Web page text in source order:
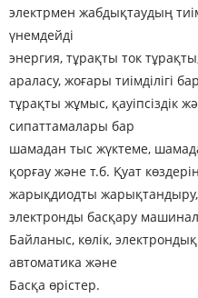
электрмен жабдықтаудың
үнемдейді
энергия, тұрақты ток
араласу, жоғары тиімділігі
тұрақты жұмыс, қауіпсіздік
сипаттамалары бар
шамадан тыс жүктеме,
қорғау және т.б. Қуат
жарықдиодты жарықтандыру,
электронды басқару
Байланыс, көлік, электрондық
автоматика және
Басқа өрістер.